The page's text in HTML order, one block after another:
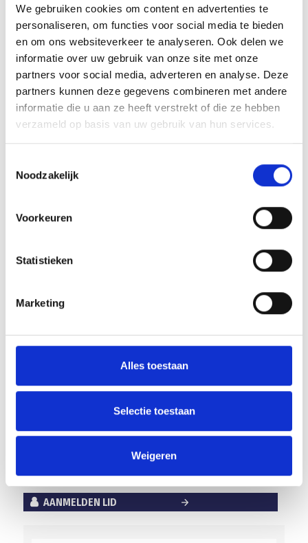
We gebruiken cookies om content en advertenties te
personaliseren, om functies voor social media te bieden
en om ons websiteverkeer te analyseren. Ook delen we
informatie over uw gebruik van onze site met onze
partners voor social media, adverteren en analyse. Deze
partners kunnen deze gegevens combineren met andere
informatie die u aan ze heeft verstrekt of die ze hebben
verzameld op basis van uw gebruik van hun services.
Noodzakelijk
Voorkeuren
Statistieken
Marketing
Alles toestaan
Selectie toestaan
Weigeren
Belangrijke informatie voor spelers/speelsters met
geboortejaar 2003.
Peter’s Corner Blauw Geel’38/JUMBO
AANMELDEN LID